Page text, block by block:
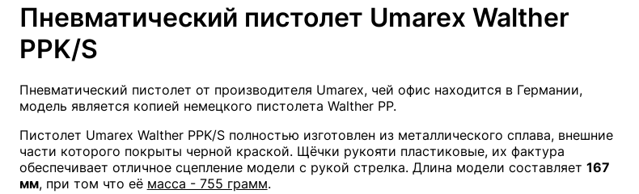
Пневматический пистолет Umarex Walther
PPK/S
Пневматический пистолет от производителя Umarex, чей офис находится в Германии,
модель является копией немецкого пистолета Walther PP.
Пистолет Umarex Walther PPK/S полностью изготовлен из металлического сплава, внешние
части которого покрыты черной краской. Щёчки рукояти пластиковые, их фактура
обеспечивает отличное сцепление модели с рукой стрелка. Длина модели составляет 167
мм, при том что её масса - 755 грамм.